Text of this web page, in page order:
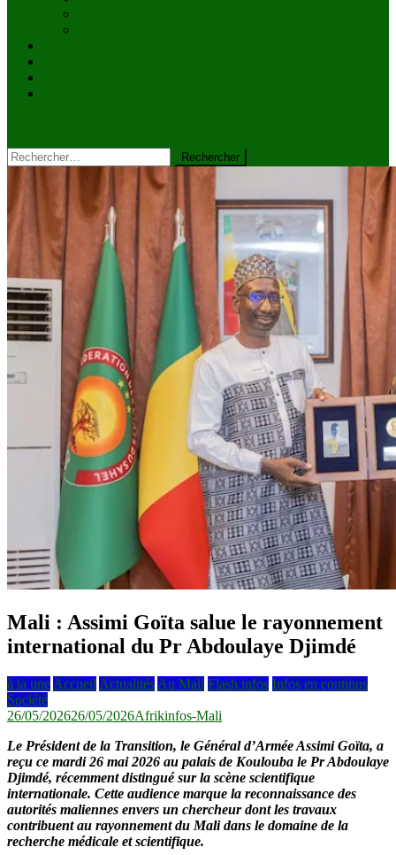
Rechercher :
Mali : Assimi Goïta salue le rayonnement
international du Pr Abdoulaye Djimdé
à la une Accueil Actualités Au Mali Flash infos Infos en continus
Société
26/05/202626/05/2026Afrikinfos-Mali
Le Président de la Transition, le Général d’Armée Assimi Goïta, a
reçu ce mardi 26 mai 2026 au palais de Koulouba le Pr Abdoulaye
Djimdé, récemment distingué sur la scène scientifique
internationale. Cette audience marque la reconnaissance des
autorités maliennes envers un chercheur dont les travaux
contribuent au rayonnement du Mali dans le domaine de la
recherche médicale et scientifique.